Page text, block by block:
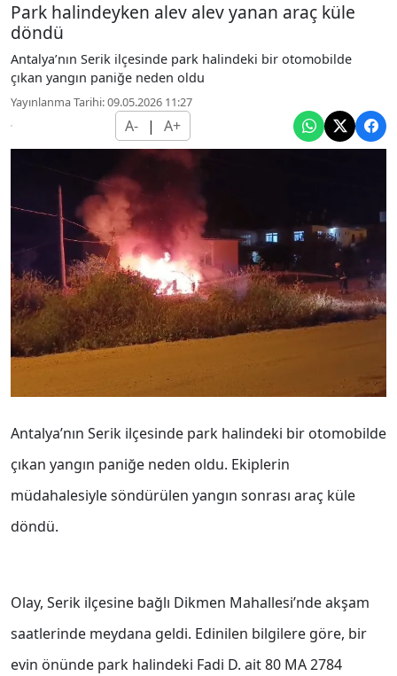
Park halindeyken alev alev yanan araç küle
döndü
Antalya’nın Serik ilçesinde park halindeki bir otomobilde
çıkan yangın paniğe neden oldu
Yayınlanma Tarihi: 09.05.2026 11:27
A- | A+
Antalya’nın Serik ilçesinde park halindeki bir otomobilde
çıkan yangın paniğe neden oldu. Ekiplerin
müdahalesiyle söndürülen yangın sonrası araç küle
döndü.
Olay, Serik ilçesine bağlı Dikmen Mahallesi’nde akşam
saatlerinde meydana geldi. Edinilen bilgilere göre, bir
evin önünde park halindeki Fadi D. ait 80 MA 2784